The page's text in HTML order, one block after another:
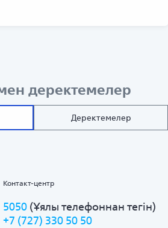
деректемелер
Деректемелер
Контакт-центр
5050 (Ұялы телефоннан тегін)
+7 (727) 330 50 50